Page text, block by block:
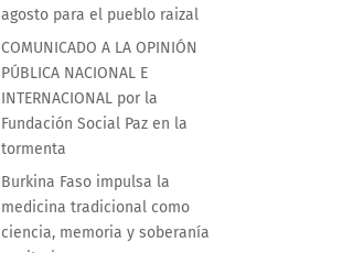
agosto para el pueblo raizal
COMUNICADO A LA OPINIÓN
PÚBLICA NACIONAL E
INTERNACIONAL por la
Fundación Social Paz en la
tormenta
Burkina Faso impulsa la
medicina tradicional como
ciencia, memoria y soberanía